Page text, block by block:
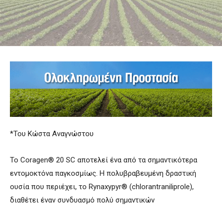
*Του Κώστα Αναγνώστου
Το Coragen® 20 SC αποτελεί ένα από τα σημαντικότερα
εντομοκτόνα παγκοσμίως. Η πολυβραβευμένη δραστική
ουσία που περιέχει, το Rynaxypyr® (chlorantraniliprole),
διαθέτει έναν συνδυασμό πολύ σημαντικών